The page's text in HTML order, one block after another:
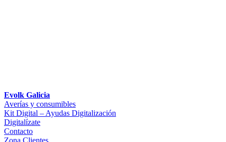
Evolk Galicia
Averías y consumibles
Kit Digital – Ayudas Digitalización
Digitalízate
Contacto